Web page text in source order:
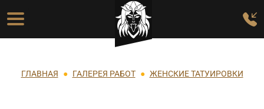
Перейти к основному содержанию
Основная навигация
Строка навигации
ГЛАВНАЯ ГАЛЕРЕЯ РАБОТ ЖЕНСКИЕ ТАТУИРОВКИ